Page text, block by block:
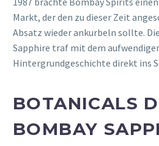
Markt, der den zu dieser Zeit
Absatz wieder ankurbeln sollte.
Sapphire traf mit dem
Hintergrundgeschichte direkt ins
BOTANICALS
BOMBAY